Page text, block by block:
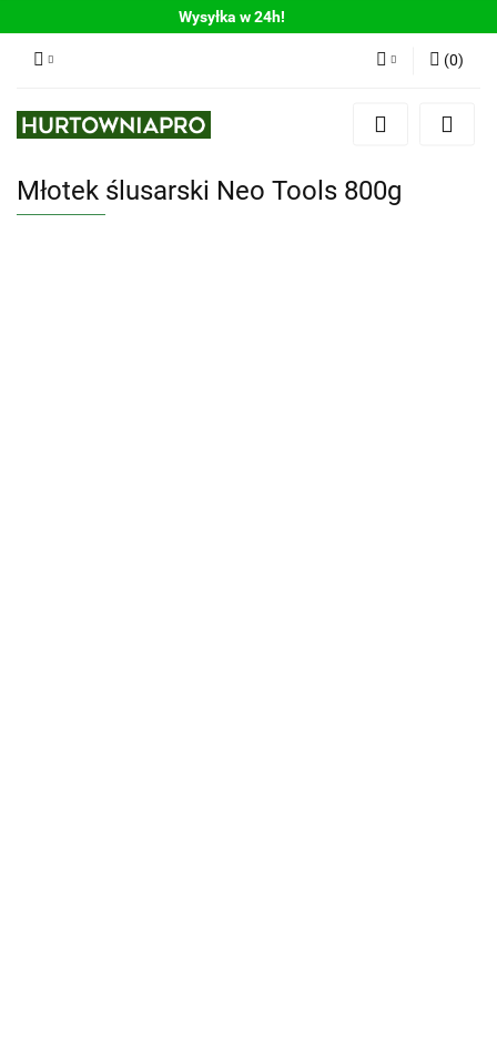
Wysyłka w 24h!
Zaloguj się
Dodaj zgłoszenie
(0)
Młotek ślusarski Neo Tools 800g